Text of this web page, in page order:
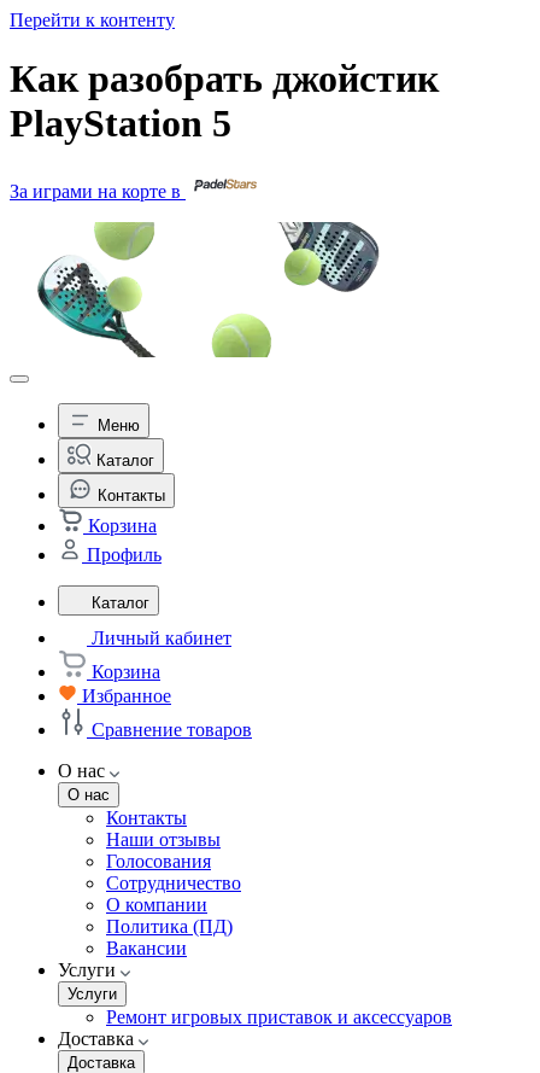
Перейти к контенту
Как разобрать джойстик
PlayStation 5
За играми на корте в
Меню
Каталог
Контакты
Корзина
Профиль
Каталог
Личный кабинет
Корзина
Избранное
Сравнение товаров
О нас
О нас
Контакты
Наши отзывы
Голосования
Сотрудничество
О компании
Политика (ПД)
Вакансии
Услуги
Услуги
Ремонт игровых приставок и аксессуаров
Доставка
Доставка